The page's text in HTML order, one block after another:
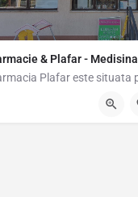
& Plafar -
Amurgului 29bis,